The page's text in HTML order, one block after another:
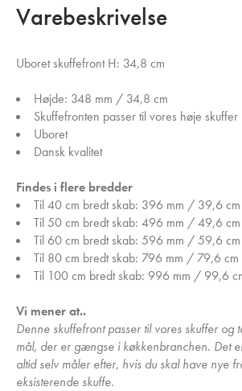
Varebeskrivelse
Uboret skuffefront H: 34,8 cm
Højde: 348 mm / 34,8 cm
Skuffefronten passer til vores høje skuffer
Uboret
Dansk kvalitet
Findes i flere bredder
Til 40 cm bredt skab: 396 mm / 39,6 cm
Til 50 cm bredt skab: 496 mm / 49,6 cm
Til 60 cm bredt skab: 596 mm / 59,6 cm
Til 80 cm bredt skab: 796 mm / 79,6 cm
Til 100 cm bredt skab: 996 mm / 99,6
Vi mener at..
Denne skuffefront passer til vores skuffer og
mål, der er gængse i køkkenbranchen. Det
altid selv måler efter, hvis du skal have nye
eksisterende skuffe.